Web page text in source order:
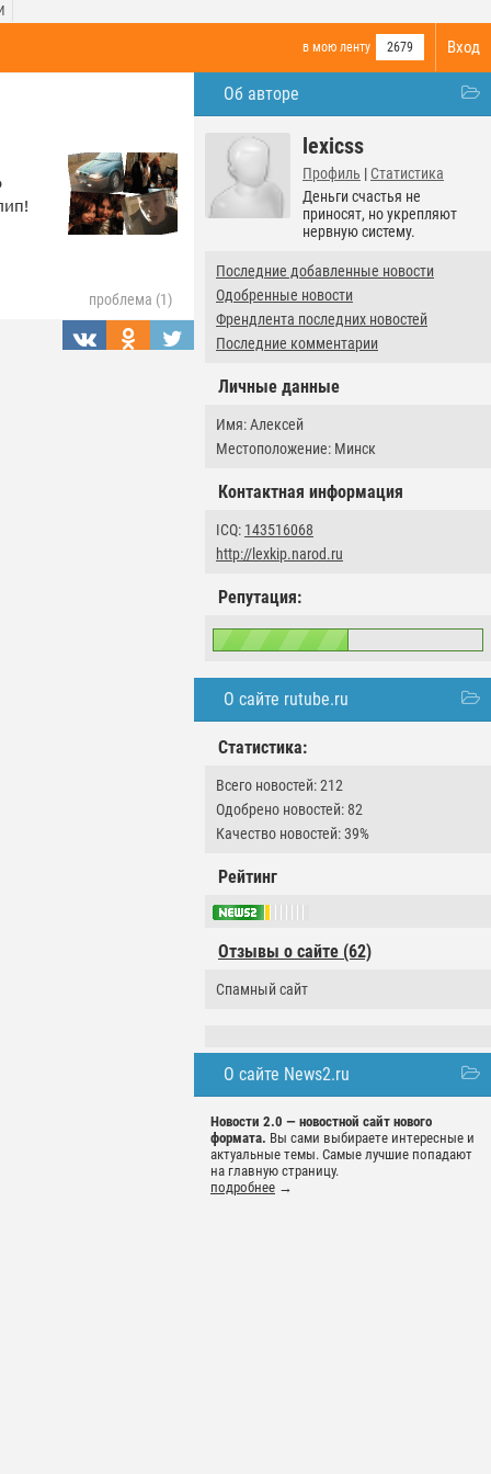
Вход
в мою ленту 2679
Об авторе
lexicss
Профиль | Статистика
Деньги счастья не
приносят, но укрепляют
нервную систему.
Последние добавленные новости
Одобренные новости
Френдлента последних новостей
Последние комментарии
Личные данные
Имя: Алексей
Местоположение: Минск
Контактная информация
ICQ: 143516068
http://lexkip.narod.ru
Репутация:
О сайте rutube.ru
Статистика:
Всего новостей: 212
Одобрено новостей: 82
Качество новостей: 39%
Рейтинг
Отзывы о сайте (62)
Спамный сайт
О сайте News2.ru
Новости 2.0 — новостной сайт нового
формата. Вы сами выбираете интересные и
актуальные темы. Самые лучшие попадают
на главную страницу.
подробнее →
проблема (1)